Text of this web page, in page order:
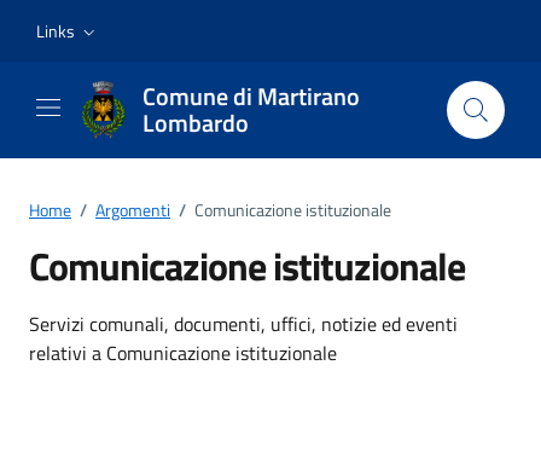
Links
Comune di Martirano
Lombardo
Home / Argomenti / Comunicazione istituzionale
Comunicazione istituzionale
Dettagli dell'argomento
Servizi comunali, documenti, uffici, notizie ed eventi
relativi a Comunicazione istituzionale